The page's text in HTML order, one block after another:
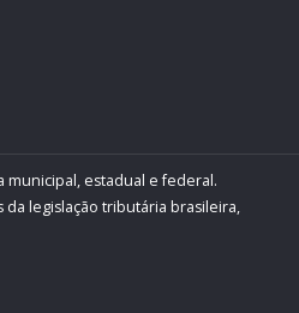
municipal, estadual e federal.
da legislação tributária brasileira,